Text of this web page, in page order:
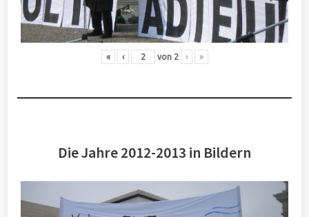
« ‹ von 2 › »
Die Jahre 2012-2013 in Bildern